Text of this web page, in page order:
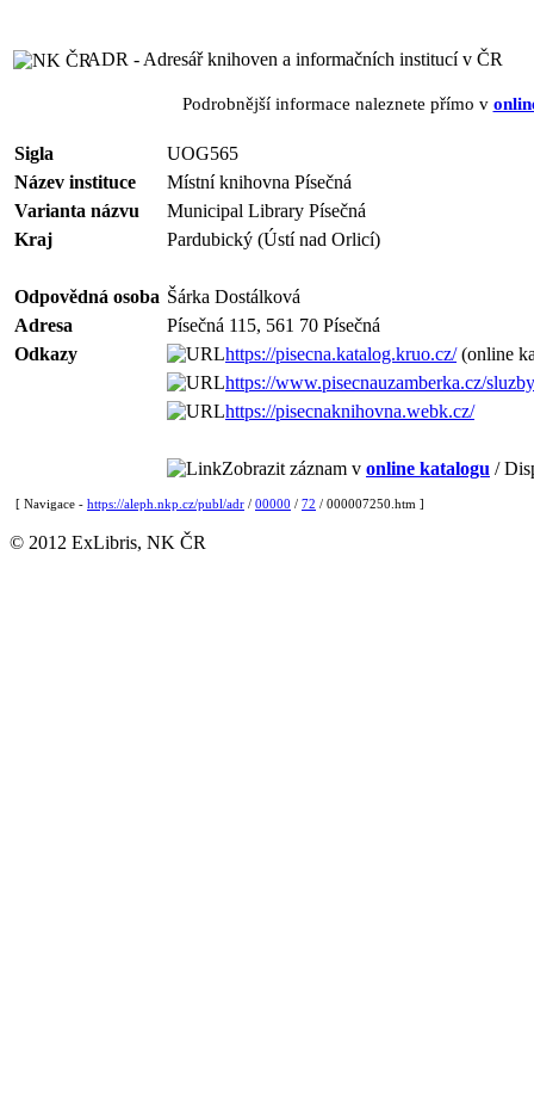
ADR - Adresář knihoven a informačních institucí v ČR
Podrobnější informace naleznete přímo v
Sigla
UOG565
Název instituce
Místní knihovna Písečná
Varianta názvu
Municipal Library Písečná
Kraj
Pardubický (Ústí nad Orlicí)
Odpovědná osoba Šárka Dostálková
Adresa
Písečná 115, 561 70 Písečná
Odkazy
https://pisecna.katalog.kruo.cz/(online
https://www.pisecnauzamberka.cz/
https://pisecnaknihovna.webk.cz/
Zobrazit záznam v online katalogu /
[ Navigace - https://aleph.nkp.cz/publ/adr / 00000 / 72 / 000007250.htm ]
© 2012 ExLibris, NK ČR